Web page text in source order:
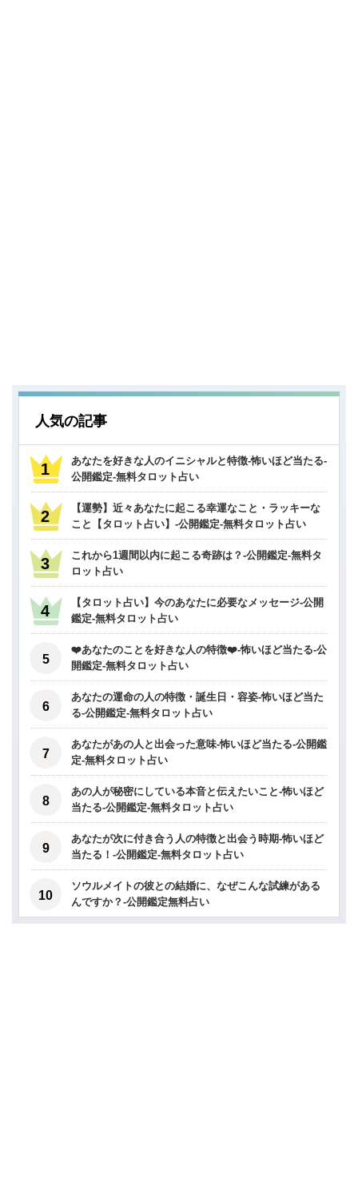
人気の記事
あなたを好きな人のイニシャルと特徴-怖いほど当たる-
公開鑑定-無料タロット占い
【運勢】近々あなたに起こる幸運なこと・ラッキーな
こと【タロット占い】-公開鑑定-無料タロット占い
これから1週間以内に起こる奇跡は？-公開鑑定-無料タ
ロット占い
【タロット占い】今のあなたに必要なメッセージ-公開
鑑定-無料タロット占い
❤️あなたのことを好きな人の特徴❤️-怖いほど当たる-公
開鑑定-無料タロット占い
あなたの運命の人の特徴・誕生日・容姿-怖いほど当た
る-公開鑑定-無料タロット占い
あなたがあの人と出会った意味-怖いほど当たる-公開鑑
定-無料タロット占い
あの人が秘密にしている本音と伝えたいこと-怖いほど
当たる-公開鑑定-無料タロット占い
あなたが次に付き合う人の特徴と出会う時期-怖いほど
当たる！-公開鑑定-無料タロット占い
ソウルメイトの彼との結婚に、なぜこんな試練がある
んですか？-公開鑑定無料占い